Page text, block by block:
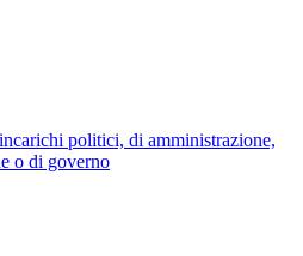
politici, di amministrazione,
o di governo